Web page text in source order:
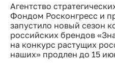
Агентство
Фондом Росконгресс и
запустило новый сезон
российских брендов
на конкурс растущих
наших» продлен до 15